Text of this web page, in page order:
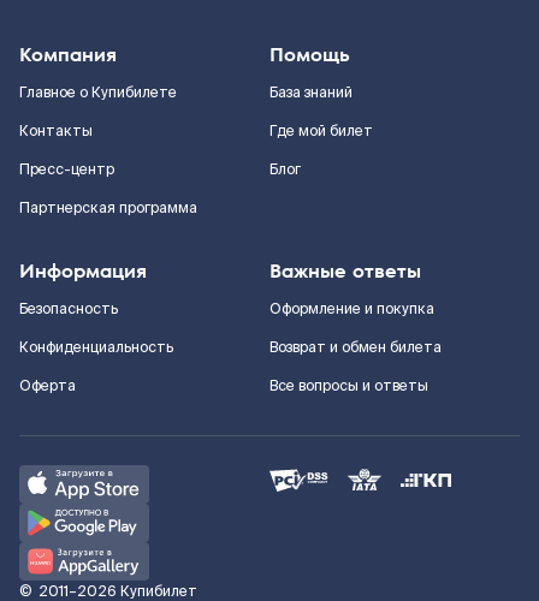
Компания
Главное о Купибилете
Контакты
Пресс-центр
Партнерская программа
Помощь
База знаний
Где мой билет
Блог
Информация
Безопасность
Конфиденциальность
Оферта
Важные ответы
Оформление и покупка
Возврат и обмен билета
Все вопросы и ответы
© 2011–2026 Купибилет